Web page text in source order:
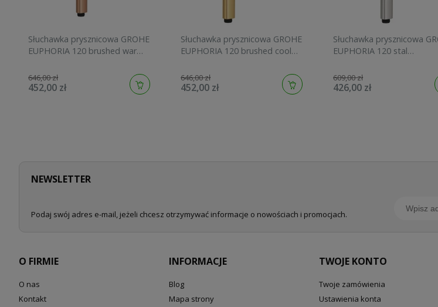
Słuchawka prysznicowa GROHE
EUPHORIA 120 brushed warm
646,00 zł
452,00 zł
Słuchawka prysznicowa GROHE
EUPHORIA 120 brushed cool
646,00 zł
452,00 zł
Słuchawka prysznicowa
EUPHORIA 120 stal
609,00 zł
426,00 zł
NEWSLETTER
Podaj swój adres e-mail, jeżeli chcesz otrzymywać informacje o nowościach i promocjach.
O FIRMIE
O nas
Kontakt
INFORMACJE
Blog
Mapa strony
TWOJE KONTO
Twoje zamówienia
Ustawienia konta